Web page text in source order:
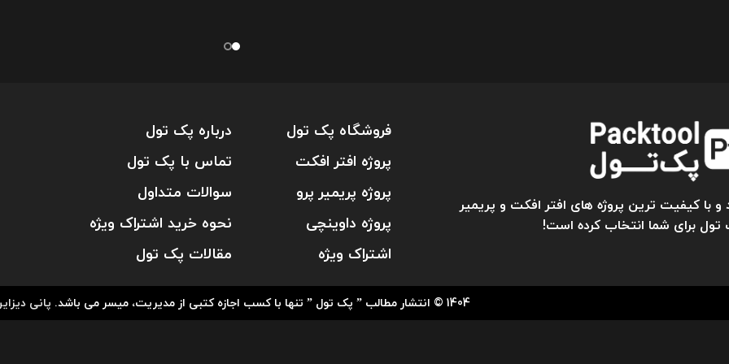
و با کیفیت ترین پروژه های افتر افکت و پریمیر
تول برای شما انتخاب کرده است!
فروشگاه پک تول
پروژه افتر افکت
پروژه پریمیر پرو
پروژه داوینچی
اشتراک ویژه
درباره پک تول
تماس با پک تول
سوالات متداول
نحوه خرید اشتراک ویژه
مقالات پک تول
1404 © انتشار مطالب ” پک تول ” تنها با کسب اجازه کتبی از مدیریت، میسر می باشد. پانی